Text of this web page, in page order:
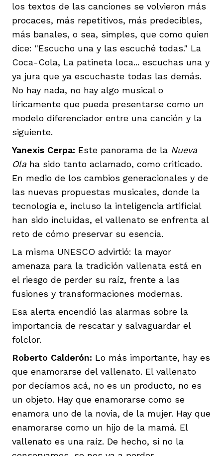
los textos de las canciones se volvieron más
procaces, más repetitivos, más predecibles,
más banales, o sea, simples, que como quien
dice: "Escucho una y las escuché todas." La
Coca-Cola, La patineta loca... escuchas una y
ya jura que ya escuchaste todas las demás.
No hay nada, no hay algo musical o
líricamente que pueda presentarse como un
modelo diferenciador entre una canción y la
siguiente.
Yanexis Cerpa: Este panorama de la Nueva
Ola ha sido tanto aclamado, como criticado.
En medio de los cambios generacionales y de
las nuevas propuestas musicales, donde la
tecnología e, incluso la inteligencia artificial
han sido incluidas, el vallenato se enfrenta al
reto de cómo preservar su esencia.
La misma UNESCO advirtió: la mayor
amenaza para la tradición vallenata está en
el riesgo de perder su raíz, frente a las
fusiones y transformaciones modernas.
Esa alerta encendió las alarmas sobre la
importancia de rescatar y salvaguardar el
folclor.
Roberto Calderón: Lo más importante, hay es
que enamorarse del vallenato. El vallenato
por decíamos acá, no es un producto, no es
un objeto. Hay que enamorarse como se
enamora uno de la novia, de la mujer. Hay que
enamorarse como un hijo de la mamá. El
vallenato es una raíz. De hecho, si no la